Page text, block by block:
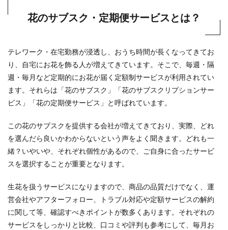
花のサブスク・定期便サービスとは？
テレワーク・在宅勤務が浸透し、おうち時間が長くなってきてお
り、自宅にお花を飾る人が増えてきています。そこで、毎週・隔
週・毎月など定期的にお花が届く定額制サービスが利用されてい
ます。それらは「花のサブスク」「花のサブスクリプションサー
ビス」「花の定期便サービス」と呼ばれています。
この花のサブスクを提供する会社が増えてきており、実際、どれ
を選んだら良いかわからないという声をよく聞きます。どれも一
緒？いやいや、それぞれ個性があるので、ご自身に合ったサービ
スを選択することが重要となります。
生花を扱うサービスになりますので、商品の品質だけでなく、運
営会社やアフターフォロー、トラブル対応や定額サービスの解約
に関して等、確認すべきポイントが数多くあります。それぞれの
サービスをしっかりと比較、口コミや評判も参考にして、毎月お